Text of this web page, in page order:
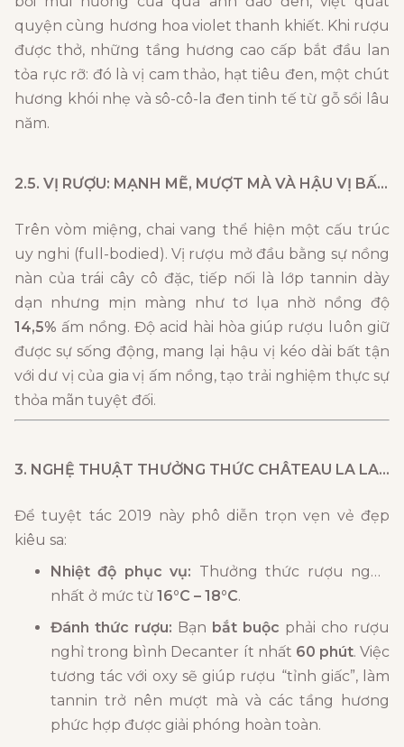
quyện cùng hương hoa violet thanh khiết. Khi rượu
được thở, những tầng hương cao cấp bắt đầu lan
tỏa rực rỡ: đó là vị cam thảo, hạt tiêu đen, một chút
hương khói nhẹ và sô-cô-la đen tinh tế từ gỗ sồi lâu
năm.
2.5. VỊ RƯỢU: MẠNH MẼ, MƯỢT MÀ VÀ HẬU VỊ BẤT TẬN
Trên vòm miệng, chai vang thể hiện một cấu trúc
uy nghi (full-bodied). Vị rượu mở đầu bằng sự nồng
nàn của trái cây cô đặc, tiếp nối là lớp tannin dày
dạn nhưng mịn màng như tơ lụa nhờ nồng độ
14,5% ấm nồng. Độ acid hài hòa giúp rượu luôn giữ
được sự sống động, mang lại hậu vị kéo dài bất tận
với dư vị của gia vị ấm nồng, tạo trải nghiệm thực sự
thỏa mãn tuyệt đối.
3. NGHỆ THUẬT THƯỞNG THỨC CHÂTEAU LA LAGUNE
Để tuyệt tác 2019 này phô diễn trọn vẹn vẻ đẹp
kiêu sa:
Nhiệt độ phục vụ: Thưởng thức rượu ngon
nhất ở mức từ 16°C – 18°C.
Đánh thức rượu: Bạn bắt buộc phải cho rượu
nghỉ trong bình Decanter ít nhất 60 phút. Việc
tương tác với oxy sẽ giúp rượu “tỉnh giấc”, làm
tannin trở nên mượt mà và các tầng hương
phức hợp được giải phóng hoàn toàn.